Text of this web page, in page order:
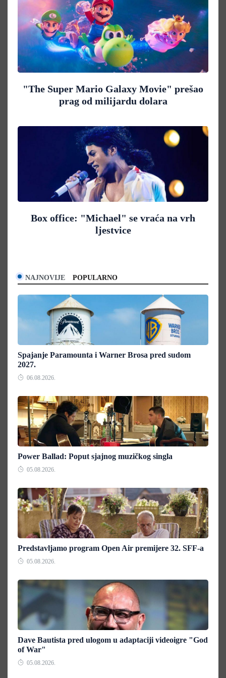
"The Super Mario Galaxy Movie" prešao
prag od milijardu dolara
Box office: "Michael" se vraća na vrh
ljestvice
NAJNOVIJE POPULARNO
Spajanje Paramounta i Warner Brosa pred sudom
2027.
06.08.2026.
Power Ballad: Poput sjajnog muzičkog singla
05.08.2026.
Predstavljamo program Open Air premijere 32. SFF-a
05.08.2026.
Dave Bautista pred ulogom u adaptaciji videoigre "God
of War"
05.08.2026.